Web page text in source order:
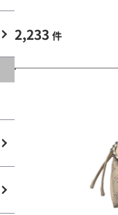
2,233 件